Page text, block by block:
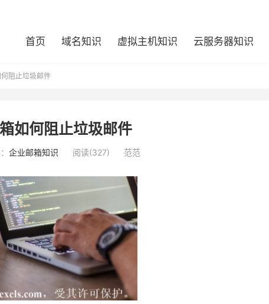
首页 域名知识 虚拟主机知识 云服务器知识
阻止垃圾邮件
如何阻止垃圾邮件
企业邮箱知识 阅读(327) 范范